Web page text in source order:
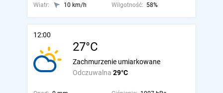
Wiatr:
10 km/h Wilgotność: 58%
12:00
27°C
Odczuwalna 29°C
Zachmurzenie umiarkowane